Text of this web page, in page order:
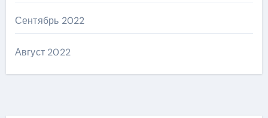
Сентябрь 2022
Август 2022